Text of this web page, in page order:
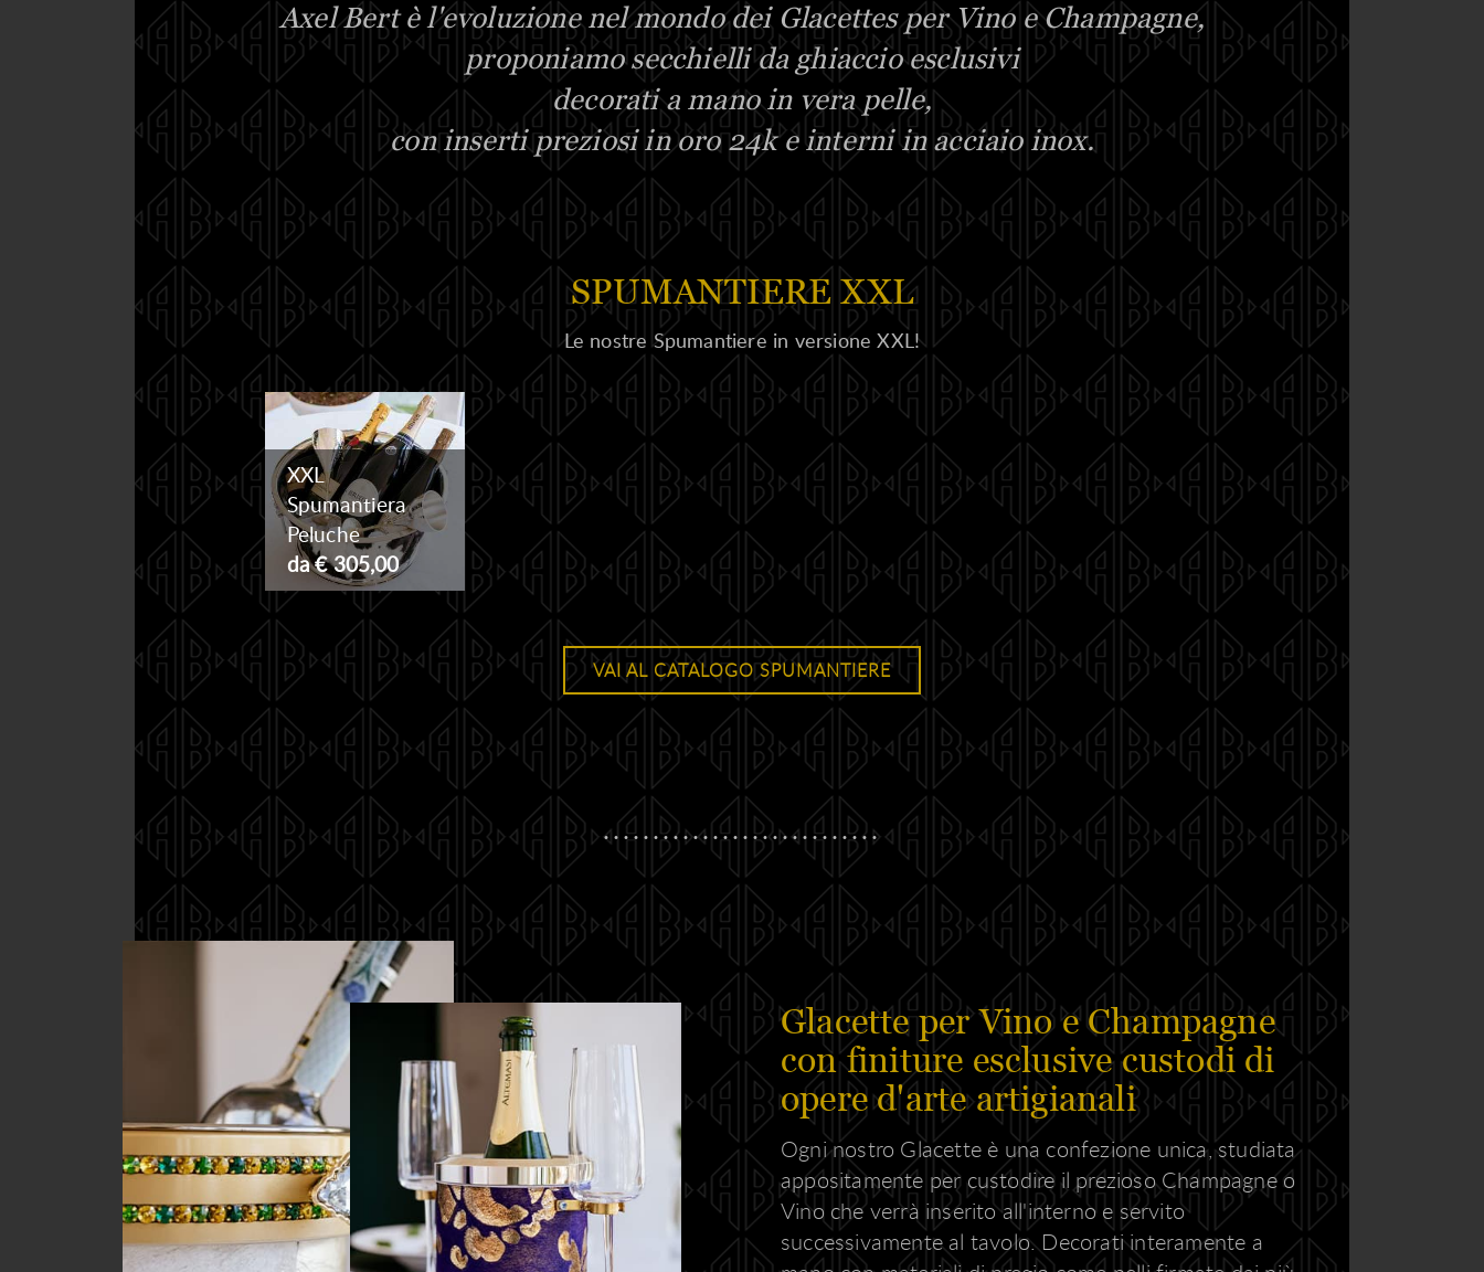
Axel Bert è l'evoluzione nel mondo dei Glacettes per Vino e Champagne,
proponiamo secchielli da ghiaccio esclusivi
decorati a mano in vera pelle,
con inserti preziosi in oro 24k e interni in acciaio inox.
SPUMANTIERE XXL
Le nostre Spumantiere in versione XXL!
XXL
Spumantiera
Peluche
da € 305,00
VAI AL CATALOGO SPUMANTIERE
Glacette per Vino e Champagne
con finiture esclusive custodi di
opere d'arte artigianali
Ogni nostro Glacette è una confezione unica, studiata
appositamente per custodire il prezioso Champagne o
Vino che verrà inserito all'interno e servito
successivamente al tavolo. Decorati interamente a